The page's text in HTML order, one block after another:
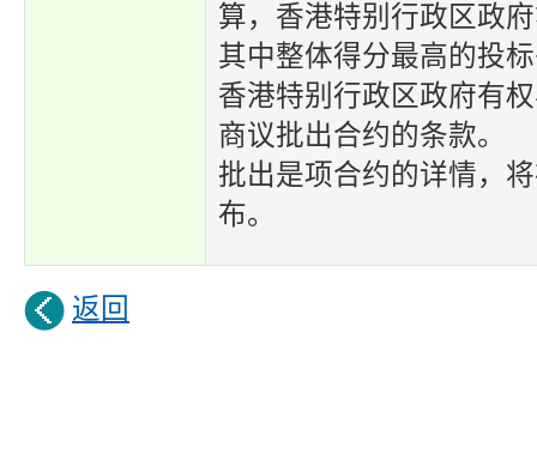
算，香港特别行政区政
其中整体得分最高的投
香港特别行政区政府有
商议批出合约的条款。
批出是项合约的详情，
布。
返回